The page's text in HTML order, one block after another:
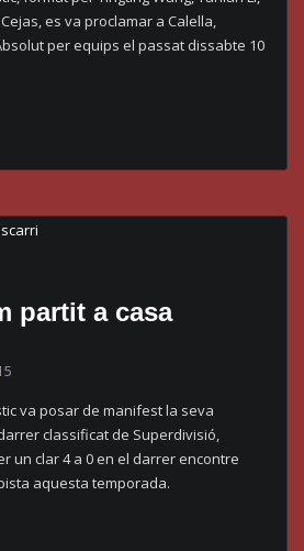
es va proclamar a Calella,
per equips el passat dissabte 10
partit a casa
va posar de manifest la seva
classificat de Superdivisió,
un clar 4 a 0 en el darrer encontre
aquesta temporada.